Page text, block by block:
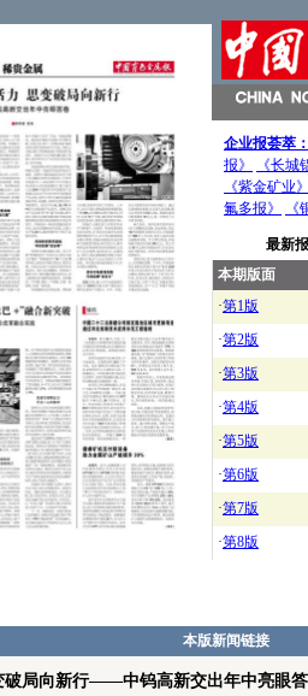
企业报荟萃：
报》
《长城
《紫金矿业
氟多报》
最新
本期版面
·第1版
·第2版
·第3版
·第4版
·第5版
·第6版
·第7版
·第8版
本版新闻链接
破局向新行——中钨高新交出年中亮眼